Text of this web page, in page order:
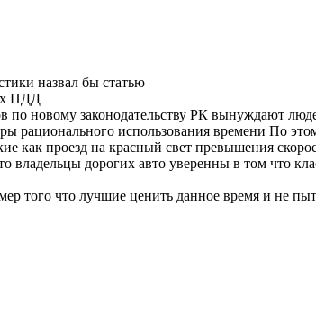
назвал бы статью
ПДД
новому законодательству РК вынуждают
рационального использования времени По
как проезд на красный свет превышения
владельцы дорогих авто уверенны в том что
того что лучшие ценить данное время и не